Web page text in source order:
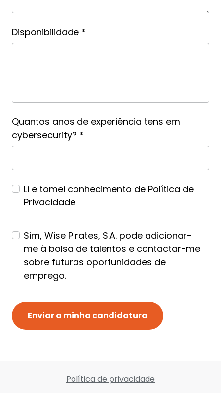
Disponibilidade *
Quantos anos de experiência tens em
cybersecurity? *
Li e tomei conhecimento de Política de
Privacidade
Sim, Wise Pirates, S.A. pode adicionar-
me à bolsa de talentos e contactar-me
sobre futuras oportunidades de
emprego.
Enviar a minha candidatura
Política de privacidade